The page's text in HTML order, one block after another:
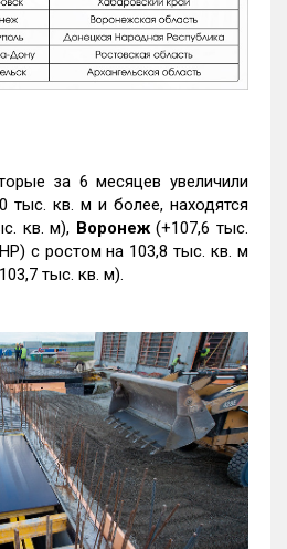
за 6 месяцев увеличили
тыс. кв. м и более, находятся
кв. м), Воронеж(+107,6 тыс.
с ростом на 103,8 тыс. кв. м
тыс. кв. м).